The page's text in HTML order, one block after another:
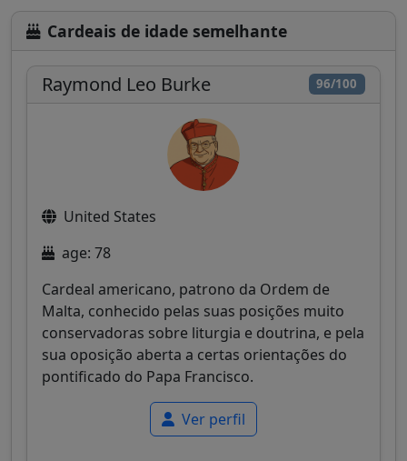
Cardeais de idade semelhante
96/100
Raymond Leo Burke
United States
age: 78
Cardeal americano, patrono da Ordem de
Malta, conhecido pelas suas posições muito
conservadoras sobre liturgia e doutrina, e pela
sua oposição aberta a certas orientações do
pontificado do Papa Francisco.
Ver perfil